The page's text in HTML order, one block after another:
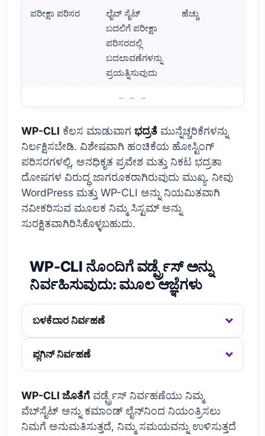
ಪರೀಕ್ಷಾ ಪರಿಸರ
ಲೈವ್ ಸೈಟ್
ಬದಲಿಗೆ ಪರೀಕ್ಷಾ
ಪರಿಸರದಲ್ಲಿ
ಬದಲಾವಣೆಗಳನ್ನು
ಪ್ರಯತ್ನಿಸುವುದು
ಹೆಚ್ಚು
WP-CLI ಕೆಲಸ ಮಾಡುವಾಗ ಭದ್ರತೆ ಮುನ್ನೆಚ್ಚರಿಕೆಗಳನ್ನು
ನಿರ್ಲಕ್ಷಿಸಬೇಡಿ. ವಿಶೇಷವಾಗಿ ಹಂಚಿಕೆಯ ಹೋಸ್ಟಿಂಗ್
ಪರಿಸರಗಳಲ್ಲಿ, ಅನಧಿಕೃತ ಪ್ರವೇಶ ಮತ್ತು ನಿಕಟ ಭದ್ರತಾ
ದೋಷಗಳ ವಿರುದ್ಧ ಜಾಗರೂಕರಾಗಿರುವುದು ಮುಖ್ಯ. ನೀವು
WordPress ಮತ್ತು WP-CLI ಅನ್ನು ನಿಯಮಿತವಾಗಿ
ನವೀಕರಿಸುವ ಮೂಲಕ ನಿಮ್ಮ ಸಿಸ್ಟಮ್ ಅನ್ನು
ಸುರಕ್ಷಿತವಾಗಿರಿಸಿಕೊಳ್ಳಬಹುದು.
WP-CLI ನೊಂದಿಗೆ ವರ್ಡ್ಪ್ರೆಸ್ ಅನ್ನು
ನಿರ್ವಹಿಸುವುದು: ಮೂಲ ಆಜ್ಞೆಗಳು
ಬಳಕೆದಾರ ನಿರ್ವಹಣೆ
ಪ್ಲಗಿನ್ ನಿರ್ವಹಣೆ
WP-CLI ಜೊತೆಗೆ ವರ್ಡ್ಪ್ರೆಸ್ ನಿರ್ವಹಣೆಯು ನಿಮ್ಮ
ವೆಬ್‌ಸೈಟ್ ಅನ್ನು ಕಮಾಂಡ್ ಲೈನ್‌ನಿಂದ ನಿಯಂತ್ರಿಸಲು
ನಿಮಗೆ ಅನುಮತಿಸುತ್ತದೆ, ನಿಮ್ಮ ಸಮಯವನ್ನು ಉಳಿಸುತ್ತದೆ